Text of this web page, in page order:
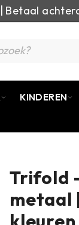
KINDEREN
Trifold
metaal